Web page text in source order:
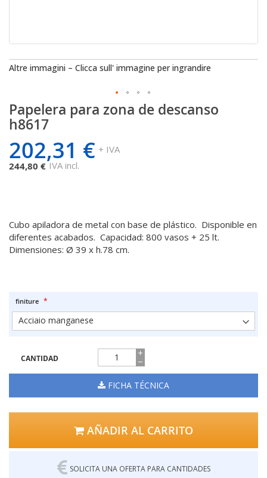
Papelera para zona de descanso
h8617
202,31 € + IVA
244,80 € IVA incl.
Cubo apiladora de metal con base de plástico. Disponible en
diferentes acabados. Capacidad: 800 vasos + 25 lt.
Dimensiones: Ø 39 x h.78 cm.
finiture
CANTIDAD
FICHA TÉCNICA
AÑADIR AL CARRITO
SOLICITA UNA OFERTA PARA CANTIDADES
Altre immagini – Clicca sull' immagine per ingrandire
Saltar
al
comienzo
de
la
galería